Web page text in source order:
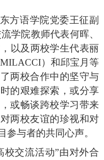
方语学院党委王征副
学院教师代表何晖、
以及两校学生代表丽
） 和邱宝月等
两校合作中的坚守与
的艰难探索，或分享
或畅谈跨校学习带来
两校友谊的珍视和对
参与者的共同心声。
校交流活动”由对外合